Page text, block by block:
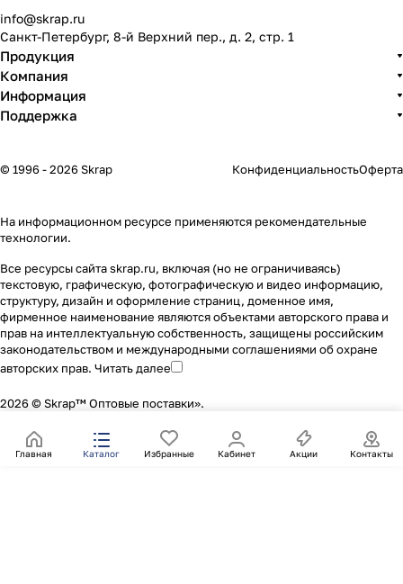
info@skrap.ru
Санкт-Петербург, 8-й Верхний пер., д. 2, стр. 1
Продукция
Компания
Информация
Поддержка
© 1996 - 2026 Skrap КонфиденциальностьОферта
На информационном ресурсе применяются рекомендательные
технологии.
Все ресурсы сайта skrap.ru, включая (но не ограничиваясь)
текстовую, графическую, фотографическую и видео информацию,
структуру, дизайн и оформление страниц, доменное имя,
фирменное наименование являются объектами авторского права и
прав на интеллектуальную собственность, защищены российским
законодательством и международными соглашениями об охране
авторских прав. Читать далее
2026 © Skrap™ Оптовые поставки».
Главная Каталог Избранные Кабинет Акции Контакты